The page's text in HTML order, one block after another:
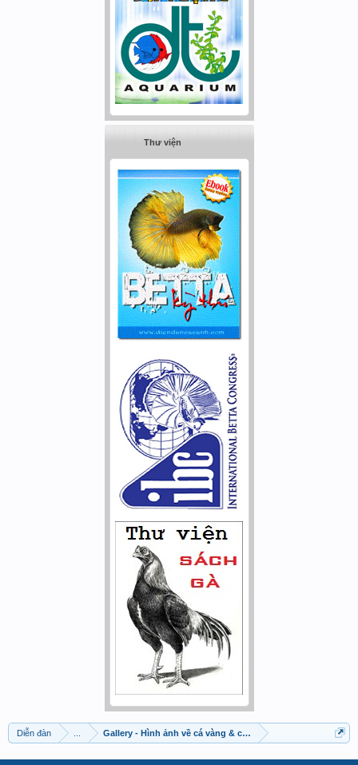
Thư viện
Diễn đàn Gallery - Hình ảnh về cá vàng & cá chép